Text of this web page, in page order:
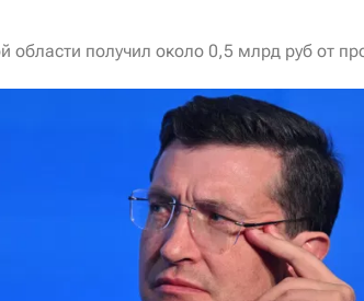
области получил около 0,5 млрд руб от